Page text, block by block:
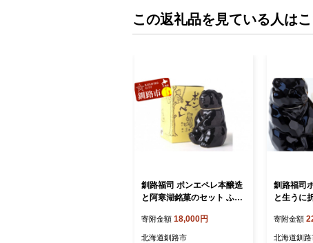
この返礼品を見ている人は
釧路福司 ポンエペレ本醸造
と阿寒湖銘菓のセット ふる
寄附金額 18,000円
北海道釧路市
釧路福司
と生うに
9
寄附金額
北海道釧路